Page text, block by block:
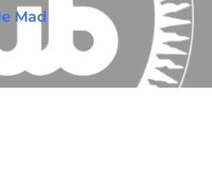
Mad